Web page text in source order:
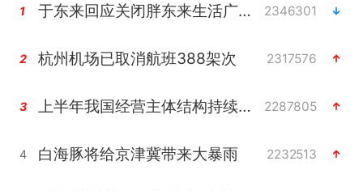
1 于东来回应关闭胖东来生活广场店 2346301
2 杭州机场已取消航班388架次 2317576
3 上半年我国经营主体结构持续优化 2287805
4 白海豚将给京津冀带来大暴雨 2232513